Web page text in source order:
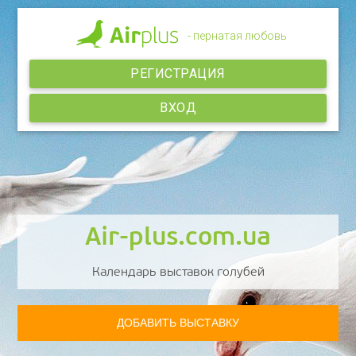
- пернатая любовь
ВХОД
РЕГИСТРАЦИЯ
Air-plus.com.ua
Календарь выставок голубей
ДОБАВИТЬ ВЫСТАВКУ